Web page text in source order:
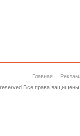
Главная
права защищены.